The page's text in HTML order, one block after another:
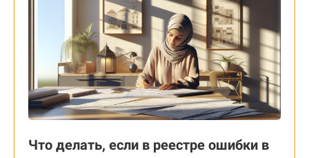
Что делать, если в реестре ошибки в